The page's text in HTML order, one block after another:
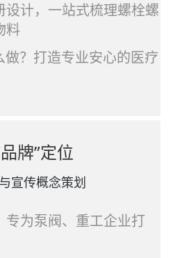
设计，一站式梳理螺栓螺
料
？打造专业安心的医疗
牌”定位
宣传概念策划
专为泵阀、重工企业打